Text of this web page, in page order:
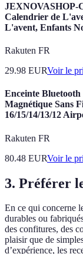
JEXNOVASHOP-
Calendrier de
L'avent, Enfants
Rakuten FR
29.98 EURVoir le
Enceinte
Magnétique Sans
16/15/14/13/12
Rakuten FR
80.48 EURVoir le
3. Préférer
En ce qui concerne
durables ou
des confitures, des
plaisir que de
d’expérience, les